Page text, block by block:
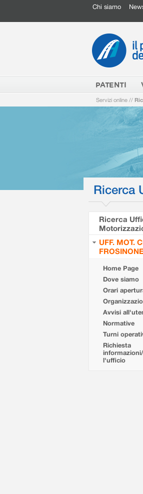
Chi siamo
PATENTI
Servizi online //
Ricerca
Ricerca
UFF. MOT.
Home Page
Dove siamo
Orari
Avvisi
Normative
Turni
Richiesta
l'ufficio